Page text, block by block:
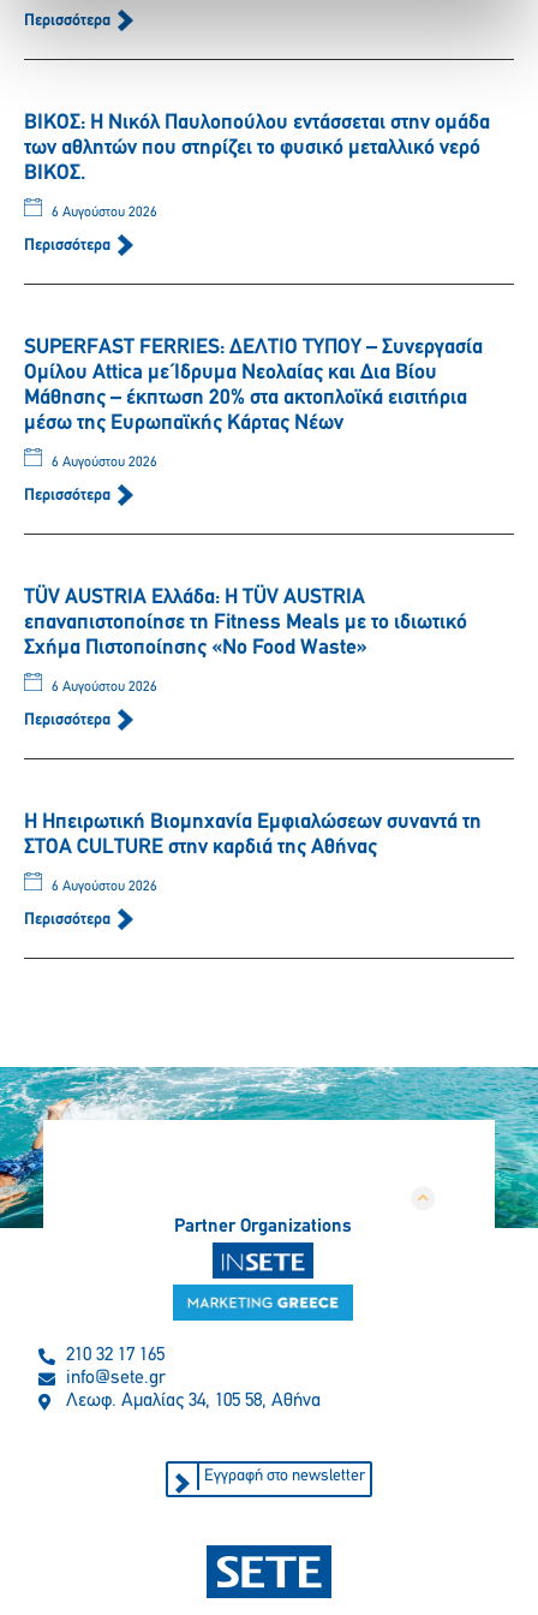
Περισσότερα
ΒΙΚΟΣ: Η Νικόλ Παυλοπούλου εντάσσεται στην ομάδα
των αθλητών που στηρίζει το φυσικό μεταλλικό νερό
ΒΙΚΟΣ.
6 Αυγούστου 2026
Περισσότερα
SUPERFAST FERRIES: ΔΕΛΤΙΟ ΤΥΠΟΥ – Συνεργασία
Ομίλου Attica με Ίδρυμα Νεολαίας και Δια Βίου
Μάθησης – έκπτωση 20% στα ακτοπλοϊκά εισιτήρια
μέσω της Ευρωπαϊκής Κάρτας Νέων
6 Αυγούστου 2026
Περισσότερα
TÜV AUSTRIA Ελλάδα: Η TÜV AUSTRIA
επαναπιστοποίησε τη Fitness Meals με το ιδιωτικό
Σχήμα Πιστοποίησης «No Food Waste»
6 Αυγούστου 2026
Περισσότερα
Η Ηπειρωτική Βιομηχανία Εμφιαλώσεων συναντά τη
ΣΤΟΑ CULTURE στην καρδιά της Αθήνας
6 Αυγούστου 2026
Περισσότερα
Partner Organizations
210 32 17 165
info@sete.gr
Λεωφ. Αμαλίας 34, 105 58, Αθήνα
Εγγραφή στο newsletter